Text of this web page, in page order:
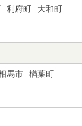
利府町
大和町
馬市
楢葉町